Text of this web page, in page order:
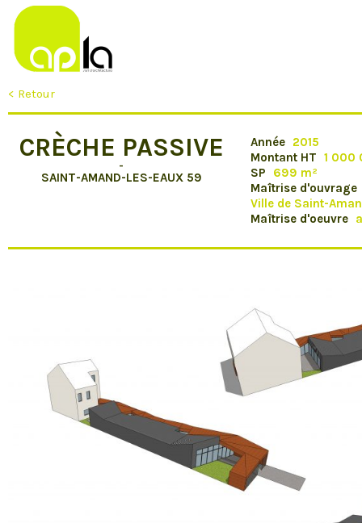
< Retour
CRÈCHE PASSIVE
-
SAINT-AMAND-LES-EAUX 59
Année 2015
Montant HT 1 000
SP
699 m²
Maîtrise d'ouvrage
Ville de Saint-
Maîtrise d'oeuvre